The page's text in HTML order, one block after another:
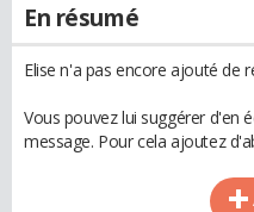
En résumé
Elise n'a pas encore ajouté de
Vous pouvez lui suggérer d'en
message. Pour cela ajoutez